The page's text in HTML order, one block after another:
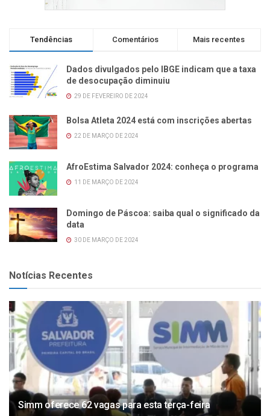
Tendências Comentários Mais recentes
Dados divulgados pelo IBGE indicam que a taxa
de desocupação diminuiu
29 DE FEVEREIRO DE 2024
Bolsa Atleta 2024 está com inscrições abertas
22 DE MARÇO DE 2024
AfroEstima Salvador 2024: conheça o programa
11 DE MARÇO DE 2024
Domingo de Páscoa: saiba qual o significado da
data
30 DE MARÇO DE 2024
Notícias Recentes
Simm oferece 62 vagas para esta terça-feira